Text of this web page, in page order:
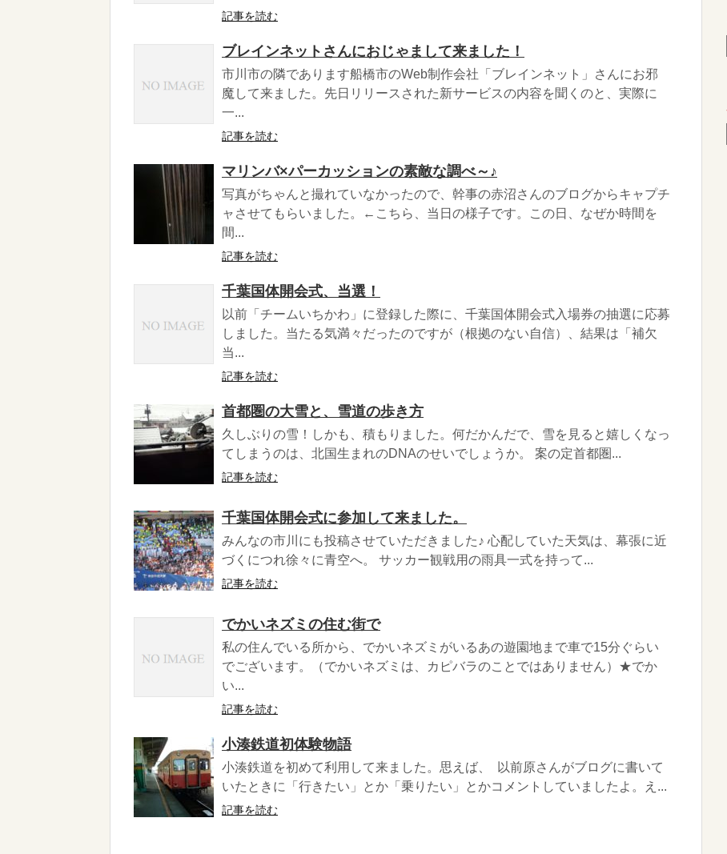
記事を読む
ブレインネットさんにおじゃまして来ました！
市川市の隣であります船橋市のWeb制作会社「ブレインネット」さんにお邪
魔して来ました。先日リリースされた新サービスの内容を聞くのと、実際に
一...
記事を読む
マリンバ×パーカッションの素敵な調べ～♪
写真がちゃんと撮れていなかったので、幹事の赤沼さんのブログからキャプチ
ャさせてもらいました。←こちら、当日の様子です。この日、なぜか時間を
間...
記事を読む
千葉国体開会式、当選！
以前「チームいちかわ」に登録した際に、千葉国体開会式入場券の抽選に応募
しました。当たる気満々だったのですが（根拠のない自信）、結果は「補欠
当...
記事を読む
首都圏の大雪と、雪道の歩き方
久しぶりの雪！しかも、積もりました。何だかんだで、雪を見ると嬉しくなっ
てしまうのは、北国生まれのDNAのせいでしょうか。 案の定首都圏...
記事を読む
千葉国体開会式に参加して来ました。
みんなの市川にも投稿させていただきました♪ 心配していた天気は、幕張に近
づくにつれ徐々に青空へ。 サッカー観戦用の雨具一式を持って...
記事を読む
でかいネズミの住む街で
私の住んでいる所から、でかいネズミがいるあの遊園地まで車で15分ぐらい
でございます。（でかいネズミは、カピバラのことではありません）★でか
い...
記事を読む
小湊鉄道初体験物語
小湊鉄道を初めて利用して来ました。思えば、 以前原さんがブログに書いて
いたときに「行きたい」とか「乗りたい」とかコメントしていましたよ。え...
記事を読む